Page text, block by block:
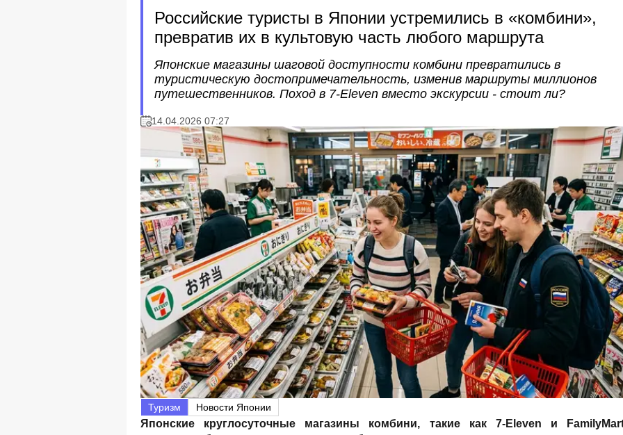
Российские туристы в Японии устремились в «комбини»,
превратив их в культовую часть любого маршрута
Японские магазины шаговой доступности комбини превратились в
туристическую достопримечательность, изменив маршруты миллионов
путешественников. Поход в 7-Eleven вместо экскурсии - стоит ли?
14.04.2026 07:27
Туризм Новости Японии
Японские круглосуточные магазины комбини, такие как 7-Eleven и